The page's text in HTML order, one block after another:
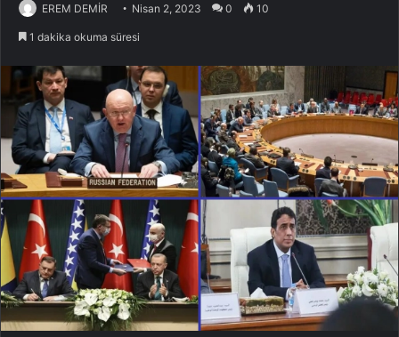
EREM DEMİR Nisan 2, 2023 0 10
1 dakika okuma süresi